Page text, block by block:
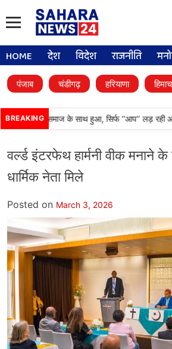
HOME देश विदेश राजनीति
पंजाब चंडीगढ़ हरियाणा
BREAKING
आदिवासी समाज के साथ हुआ, सिर्फ ‘‘आप’’ लड़ रही
वर्ल्ड इंटरफेथ हार्मनी वीक मनाने
धार्मिक नेता मिले
Posted on March 3, 2026